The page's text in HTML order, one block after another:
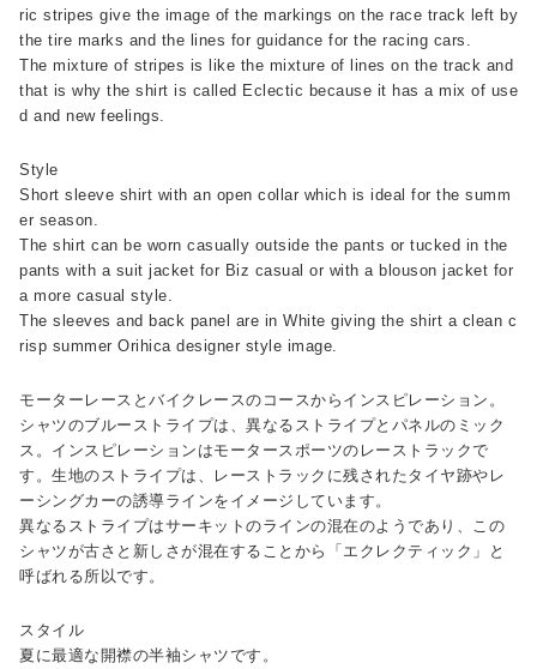
ric stripes give the image of the markings on the race track left by
the tire marks and the lines for guidance for the racing cars.
The mixture of stripes is like the mixture of lines on the track and
that is why the shirt is called Eclectic because it has a mix of use
d and new feelings.
Style
Short sleeve shirt with an open collar which is ideal for the summ
er season.
The shirt can be worn casually outside the pants or tucked in the
pants with a suit jacket for Biz casual or with a blouson jacket for
a more casual style.
The sleeves and back panel are in White giving the shirt a clean c
risp summer Orihica designer style image.
モーターレースとバイクレースのコースからインスピレーション。
シャツのブルーストライプは、異なるストライプとパネルのミック
ス。インスピレーションはモータースポーツのレーストラックで
す。生地のストライプは、レーストラックに残されたタイヤ跡やレ
ーシングカーの誘導ラインをイメージしています。
異なるストライプはサーキットのラインの混在のようであり、この
シャツが古さと新しさが混在することから「エクレクティック」と
呼ばれる所以です。
スタイル
夏に最適な開襟の半袖シャツです。